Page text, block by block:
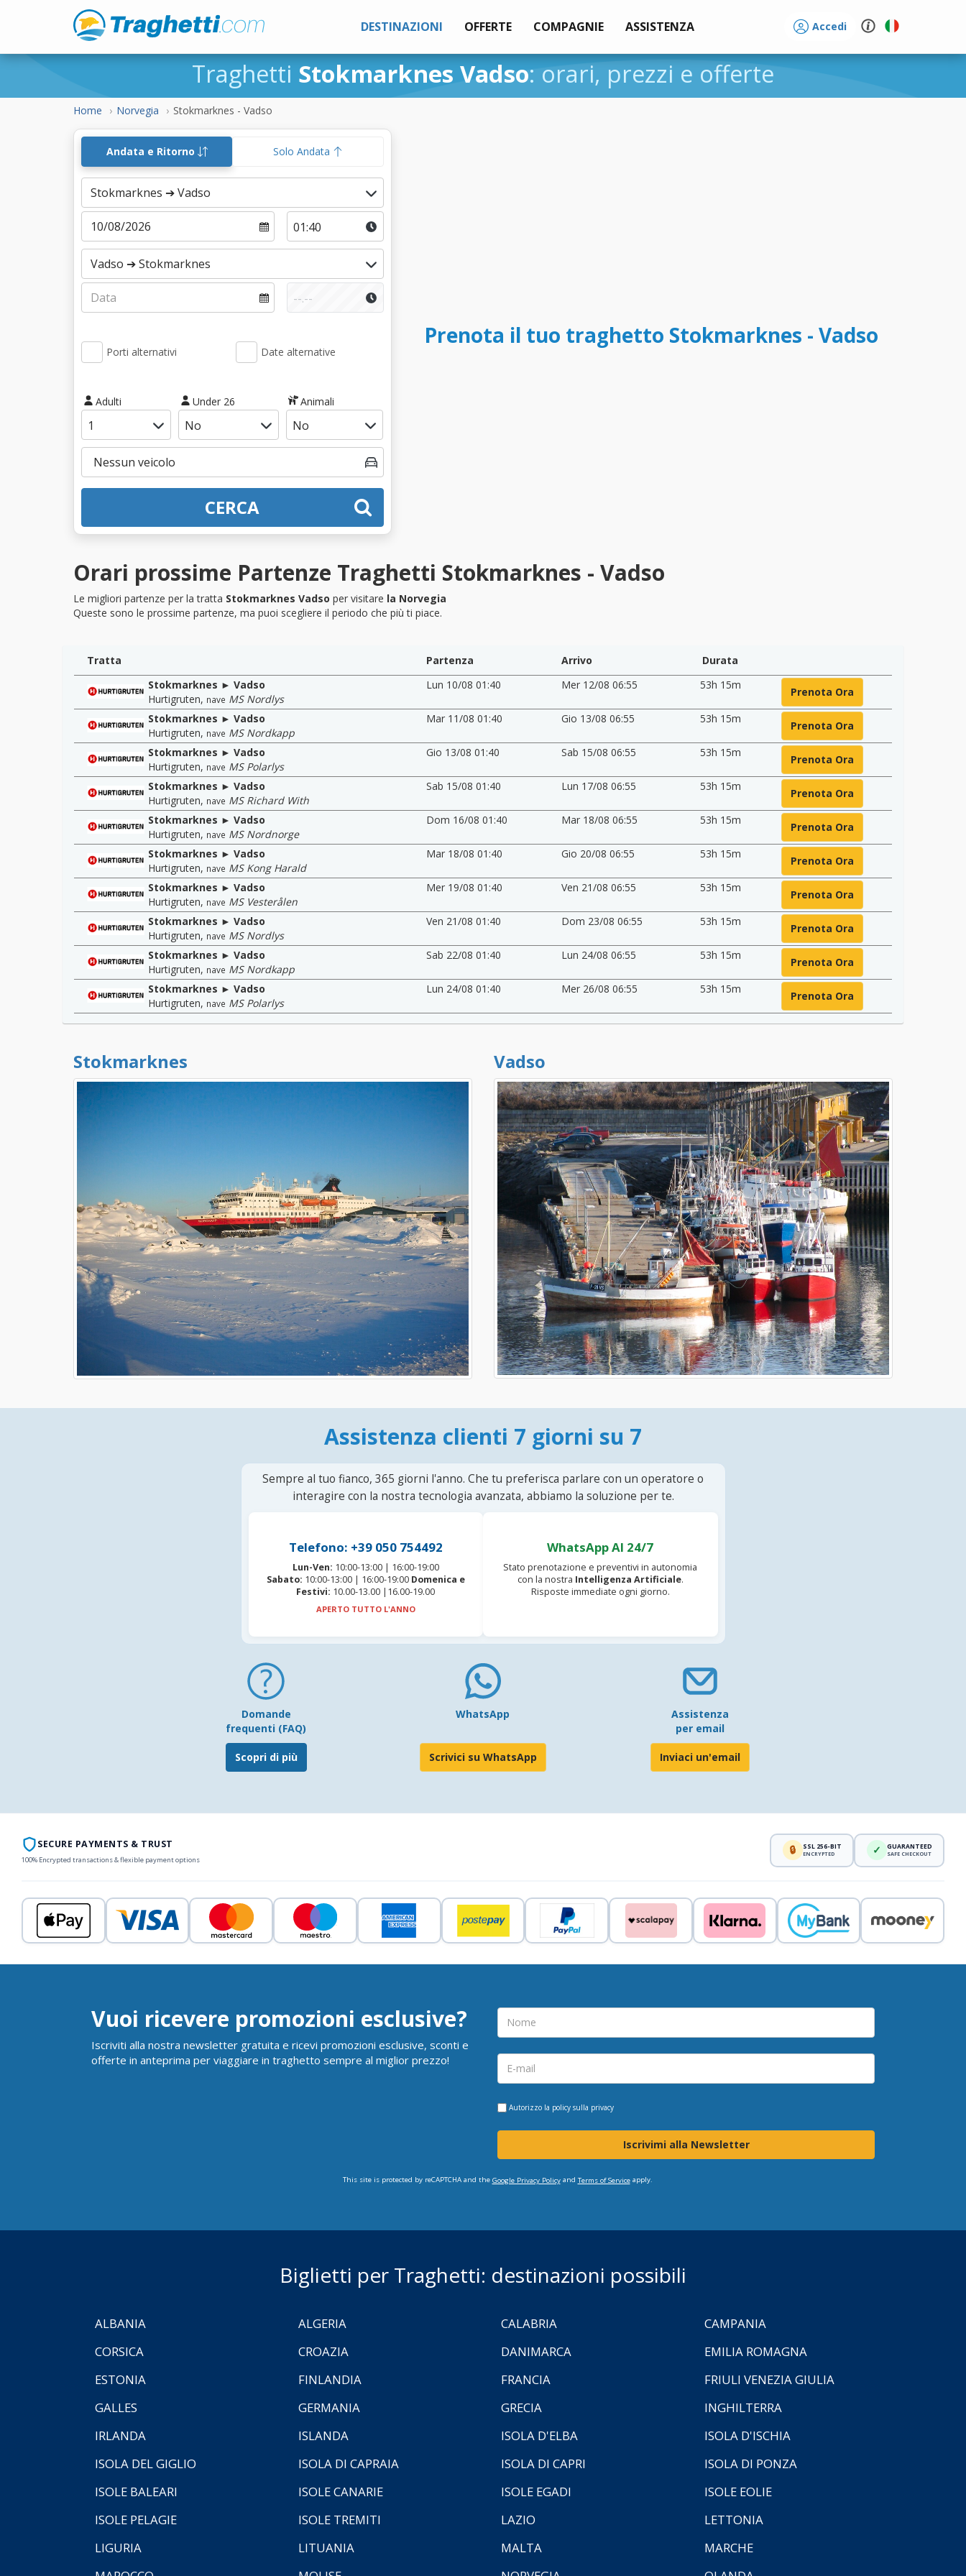
DESTINAZIONI OFFERTE COMPAGNIE ASSISTENZA Accedi
Traghetti Stokmarknes Vadso: orari, prezzi e offerte
Home Norvegia Stokmarknes - Vadso
Andata e Ritorno Solo Andata
Porti alternativi Date alternative
Adulti Under 26 Animali
CERCA
Prenota il tuo traghetto Stokmarknes - Vadso
Orari prossime Partenze Traghetti Stokmarknes - Vadso
Le migliori partenze per la tratta Stokmarknes Vadso per visitare la Norvegia
Queste sono le prossime partenze, ma puoi scegliere il periodo che più ti piace.
Tratta Partenza Arrivo
Durata
Stokmarknes ► Vadso
Hurtigruten, nave MS Nordlys
Lun 10/08 01:40 Mer 12/08 06:55 53h 15m
Prenota Ora
Stokmarknes ► Vadso
Hurtigruten, nave MS Nordkapp
Mar 11/08 01:40 Gio 13/08 06:55 53h 15m
Prenota Ora
Stokmarknes ► Vadso
Hurtigruten, nave MS Polarlys
Gio 13/08 01:40 Sab 15/08 06:55 53h 15m
Prenota Ora
Stokmarknes ► Vadso
Hurtigruten, nave MS Richard With
Sab 15/08 01:40 Lun 17/08 06:55 53h 15m
Prenota Ora
Stokmarknes ► Vadso
Hurtigruten, nave MS Nordnorge
Dom 16/08 01:40 Mar 18/08 06:55 53h 15m
Prenota Ora
Stokmarknes ► Vadso
Hurtigruten, nave MS Kong Harald
Mar 18/08 01:40 Gio 20/08 06:55 53h 15m
Prenota Ora
Stokmarknes ► Vadso
Hurtigruten, nave MS Vesterålen
Mer 19/08 01:40 Ven 21/08 06:55 53h 15m
Prenota Ora
Stokmarknes ► Vadso
Hurtigruten, nave MS Nordlys
Ven 21/08 01:40 Dom 23/08 06:55 53h 15m
Prenota Ora
Stokmarknes ► Vadso
Hurtigruten, nave MS Nordkapp
Sab 22/08 01:40 Lun 24/08 06:55 53h 15m
Prenota Ora
Stokmarknes ► Vadso
Hurtigruten, nave MS Polarlys
Lun 24/08 01:40 Mer 26/08 06:55 53h 15m
Prenota Ora
Stokmarknes Vadso
Assistenza clienti 7 giorni su 7
Sempre al tuo fianco, 365 giorni l'anno. Che tu preferisca parlare con un operatore o
interagire con la nostra tecnologia avanzata, abbiamo la soluzione per te.
Telefono: +39 050 754492
Lun-Ven: 10:00-13:00 | 16:00-19:00
Sabato: 10:00-13:00 | 16:00-19:00 Domenica e
Festivi: 10.00-13.00 |16.00-19.00
APERTO TUTTO L'ANNO
WhatsApp AI 24/7
Stato prenotazione e preventivi in autonomia
con la nostra Intelligenza Artificiale.
Risposte immediate ogni giorno.
Domande
frequenti (FAQ)
Scopri di più
WhatsApp
Scrivici su WhatsApp
Assistenza
per email
Inviaci un'email
SECURE PAYMENTS & TRUST
100% Encrypted transactions & flexible payment options
🔒 SSL 256-BIT
ENCRYPTED ✓ GUARANTEED
SAFE CHECKOUT
Vuoi ricevere promozioni esclusive?
Iscriviti alla nostra newsletter gratuita e ricevi promozioni esclusive, sconti e
offerte in anteprima per viaggiare in traghetto sempre al miglior prezzo!
Autorizzo la policy sulla privacy
Iscrivimi alla Newsletter
This site is protected by reCAPTCHA and the Google Privacy Policyand Terms of Serviceapply.
Biglietti per Traghetti: destinazioni possibili
ALBANIA ALGERIA CALABRIA
CAMPANIA
CORSICA
CROAZIA DANIMARCA
EMILIA ROMAGNA
ESTONIA
FINLANDIA FRANCIA
FRIULI VENEZIA GIULIA
GALLES
GERMANIA GRECIA
INGHILTERRA
IRLANDA
ISLANDA ISOLA D'ELBA
ISOLA D'ISCHIA
ISOLA DEL GIGLIO
ISOLA DI CAPRAIA ISOLA DI CAPRI
ISOLA DI PONZA
ISOLE BALEARI
ISOLE CANARIE ISOLE EGADI
ISOLE EOLIE
ISOLE PELAGIE
ISOLE TREMITI LAZIO
LETTONIA
LIGURIA
LITUANIA MALTA
MARCHE